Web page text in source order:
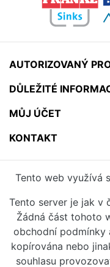
AUTORIZOVANÝ
DŮLEŽITÉ
MŮJ ÚČET
KONTAKT
Tento web využívá
Tento server je jak v
Žádná část tohoto
obchodní podmínky
kopírována nebo
souhlasu